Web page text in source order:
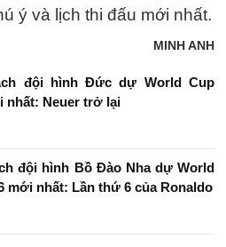
ý và lịch thi đấu mới nhất.
MINH ANH
đội hình Đức dự World Cup
nhất: Neuer trở lại
đội hình Bồ Đào Nha dự World
mới nhất: Lần thứ 6 của Ronaldo